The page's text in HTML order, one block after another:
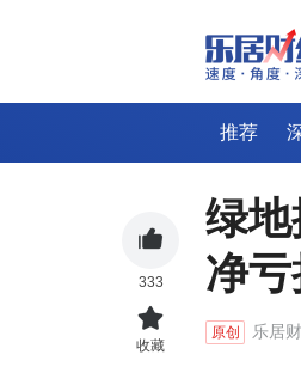
推荐
绿地
净
原创 乐居
333
收藏